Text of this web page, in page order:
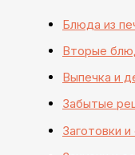
Блюда из
Вторые
Выпечка и
Забытые
Заготовки